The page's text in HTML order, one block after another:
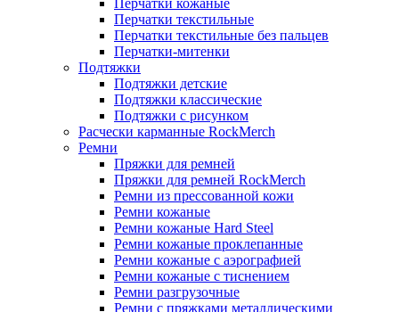
Перчатки кожаные
Перчатки текстильные
Перчатки текстильные без пальцев
Перчатки-митенки
Подтяжки
Подтяжки детские
Подтяжки классические
Подтяжки с рисунком
Расчески карманные RockMerch
Ремни
Пряжки для ремней
Пряжки для ремней RockMerch
Ремни из прессованной кожи
Ремни кожаные
Ремни кожаные Hard Steel
Ремни кожаные проклепанные
Ремни кожаные с аэрографией
Ремни кожаные с тиснением
Ремни разгрузочные
Ремни с пряжками металлическими